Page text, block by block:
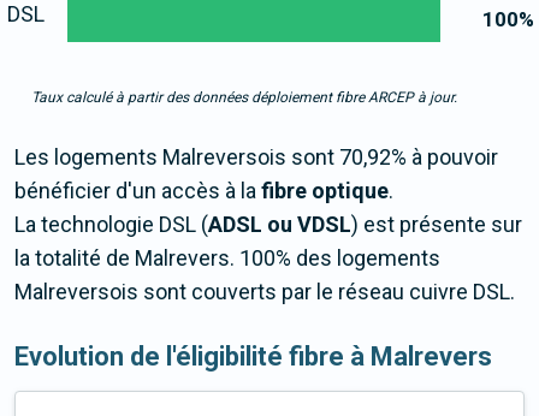
100%
DSL
Taux calculé à partir des données déploiement fibre ARCEP à jour.
Les logements Malreversois sont 70,92% à pouvoir
bénéficier d'un accès à lafibre optique.
La technologie DSL (ADSL ou VDSL) est présente sur
la totalité de Malrevers. 100% des logements
Malreversois sont couverts par le réseau cuivre DSL.
Evolution de l'éligibilité fibre à Malrevers